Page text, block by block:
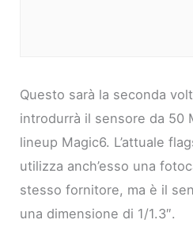
Questo sarà la seconda
introdurrà il sensore da 50
lineup Magic6. L’attuale
utilizza anch’esso una
stesso fornitore, ma è il
una dimensione di 1/1.3″.